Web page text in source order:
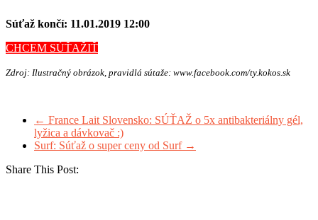
Súťaž končí: 11.01.2019 12:00
CHCEM SÚŤAŽIŤ
Zdroj: Ilustračný obrázok, pravidlá sútaže: www.facebook.com/ty.kokos.sk
← France Lait Slovensko: SÚŤAŽ o 5x antibakteriálny gél,
lyžica a dávkovač :)
Surf: Súťaž o super ceny od Surf →
Share This Post: